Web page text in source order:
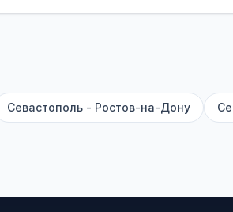
заранее не нужно.
и место прибытия, время в
Севастополь - Ростов-на-Дону